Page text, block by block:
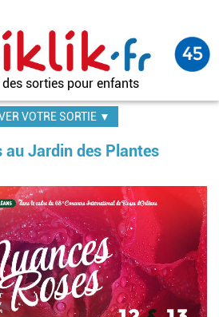
des sorties pour enfants
VOTRE SORTIE ▼
au Jardin des Plantes